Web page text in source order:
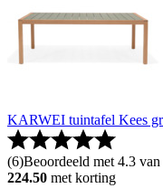
KARWEI tuintafel Kees
(6)Beoordeeld met 4.3
224.50 met korting